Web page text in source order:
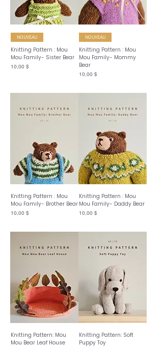
NOUVEAU
Knitting Pattern : Mou
Mou Family- Sister Bear
Prix
10,00 $
NOUVEAU
Knitting Pattern : Mou
Mou Family- Mommy
Bear
Prix
10,00 $
Knitting Pattern : Mou
Mou Family- Brother Bear
Prix
10,00 $
Knitting Pattern : Mou
Mou Family- Daddy Bear
Prix
10,00 $
Knitting Pattern: Mou
Mou Bear Leaf House
Knitting Pattern: Soft
Puppy Toy